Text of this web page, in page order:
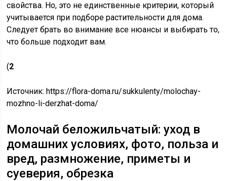
свойства. Но, это не единственные критерии, который
учитывается при подборе растительности для дома.
Следует брать во внимание все нюансы и выбирать то,
что больше подходит вам.
(2
Источник:https://flora-doma.ru/sukkulenty/molochay-
mozhno-li-derzhat-doma/
Молочай беложильчатый: уход в
домашних условиях, фото, польза и
вред, размножение, приметы и
суеверия, обрезка